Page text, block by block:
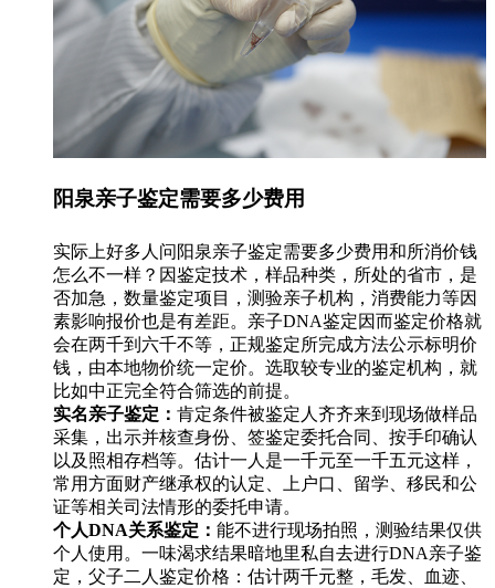
阳泉亲子鉴定需要多少费用
实际上好多人问阳泉亲子鉴定需要多少费用和所消价钱
怎么不一样？因鉴定技术，样品种类，所处的省市，是
否加急，数量鉴定项目，测验亲子机构，消费能力等因
素影响报价也是有差距。亲子DNA鉴定因而鉴定价格就
会在两千到六千不等，正规鉴定所完成方法公示标明价
钱，由本地物价统一定价。选取较专业的鉴定机构，就
比如中正完全符合筛选的前提。
实名亲子鉴定： 肯定条件被鉴定人齐齐来到现场做样品
采集，出示并核查身份、签鉴定委托合同、按手印确认
以及照相存档等。估计一人是一千元至一千五元这样，
常用方面财产继承权的认定、上户口、留学、移民和公
证等相关司法情形的委托申请。
个人DNA关系鉴定： 能不进行现场拍照，测验结果仅供
个人使用。一味渴求结果暗地里私自去进行DNA亲子鉴
定，父子二人鉴定价格：估计两千元整，毛发、血迹、